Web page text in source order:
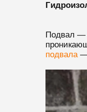
Подвал —
подвала—